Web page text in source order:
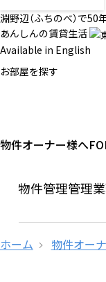
淵野辺（ふちのべ）で50
あんしんの賃貸生活
Available in English
お部屋を探す
物件オーナー様へ
の物件管理管理
ホーム 物件オー